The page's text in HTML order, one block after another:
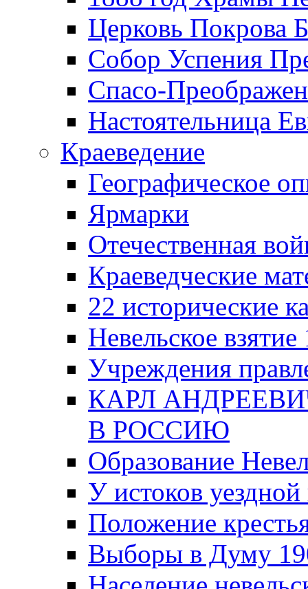
Церковь Покрова
Собор Успения
Спасо-
Настоятельница
Краеведение
Географическое
Ярмарки
Отечественная
Краеведческие
22 исторические
Невельское
Учреждения
КАРЛ
В РОССИЮ
Образование
У истоков
Положение
Выборы в Думу